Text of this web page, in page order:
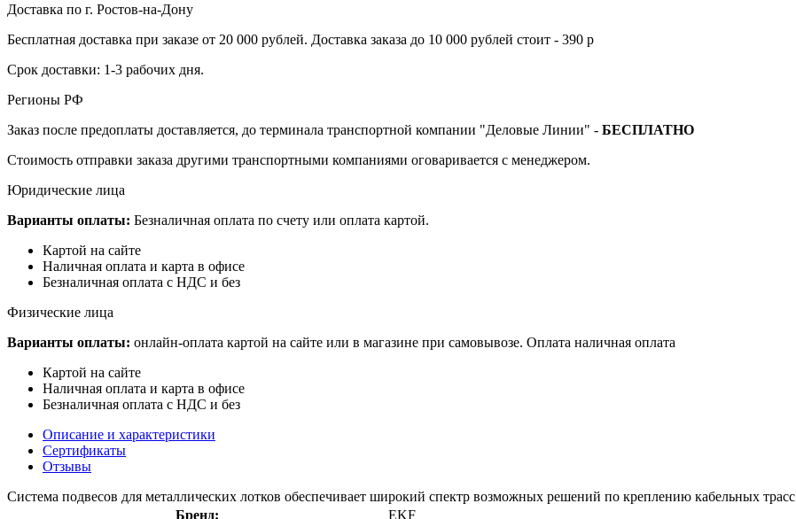
Доставка по г. Ростов-на-Дону
Бесплатная доставка при заказе от 20 000 рублей. Доставка заказа до 10 000 рублей стоит - 390 р
Срок доставки: 1-3 рабочих дня.
Регионы РФ
Заказ после предоплаты доставляется, до терминала транспортной компании "Деловые Линии" - БЕСПЛАТНО
Стоимость отправки заказа другими транспортными компаниями оговаривается с менеджером.
Юридические лица
Варианты оплаты: Безналичная оплата по счету или оплата картой.
Картой на сайте
Наличная оплата и карта в офисе
Безналичная оплата с НДС и без
Физические лица
Варианты оплаты: онлайн-оплата картой на сайте или в магазине при самовывозе. Оплата наличная оплата
Картой на сайте
Наличная оплата и карта в офисе
Безналичная оплата с НДС и без
Описание и характеристики
Сертификаты
Отзывы
Система подвесов для металлических лотков обеспечивает широкий спектр возможных решений по креплению кабельных трасс
Бренд:
EKF